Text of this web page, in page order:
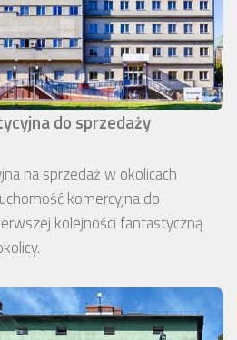
do sprzedaży
na sprzedaż w okolicach
komercyjna do
kolejności fantastyczną